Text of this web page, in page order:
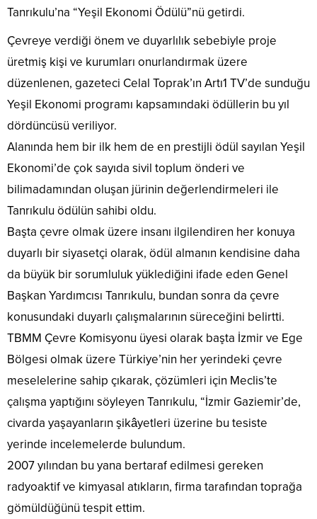
Tanrıkulu’na “Yeşil Ekonomi Ödülü”nü getirdi.
Çevreye verdiği önem ve duyarlılık sebebiyle proje
üretmiş kişi ve kurumları onurlandırmak üzere
düzenlenen, gazeteci Celal Toprak’ın Artı1 TV’de sunduğu
Yeşil Ekonomi programı kapsamındaki ödüllerin bu yıl
dördüncüsü veriliyor.
Alanında hem bir ilk hem de en prestijli ödül sayılan Yeşil
Ekonomi’de çok sayıda sivil toplum önderi ve
bilimadamından oluşan jürinin değerlendirmeleri ile
Tanrıkulu ödülün sahibi oldu.
Başta çevre olmak üzere insanı ilgilendiren her konuya
duyarlı bir siyasetçi olarak, ödül almanın kendisine daha
da büyük bir sorumluluk yüklediğini ifade eden Genel
Başkan Yardımcısı Tanrıkulu, bundan sonra da çevre
konusundaki duyarlı çalışmalarının süreceğini belirtti.
TBMM Çevre Komisyonu üyesi olarak başta İzmir ve Ege
Bölgesi olmak üzere Türkiye’nin her yerindeki çevre
meselelerine sahip çıkarak, çözümleri için Meclis’te
çalışma yaptığını söyleyen Tanrıkulu, “İzmir Gaziemir’de,
civarda yaşayanların şikâyetleri üzerine bu tesiste
yerinde incelemelerde bulundum.
2007 yılından bu yana bertaraf edilmesi gereken
radyoaktif ve kimyasal atıkların, firma tarafından toprağa
gömüldüğünü tespit ettim.